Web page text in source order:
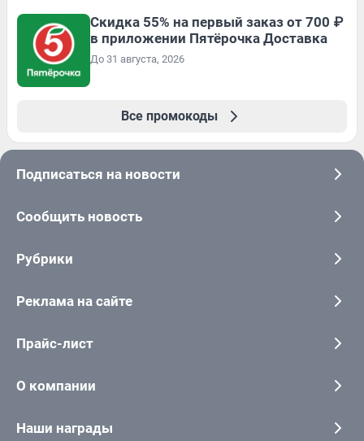
Скидка 55% на первый заказ от 700 ₽
в приложении Пятёрочка Доставка
До 31 августа, 2026
Все промокоды
Подписаться на новости
Сообщить новость
Рубрики
Реклама на сайте
Прайс-лист
О компании
Наши награды